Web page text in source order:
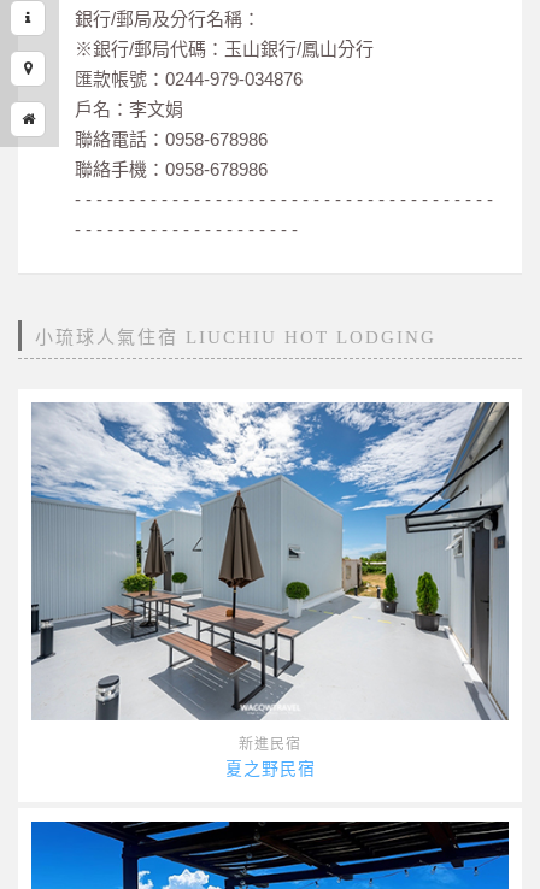
銀行/郵局及分行名稱：
※銀行/郵局代碼：玉山銀行/鳳山分行
匯款帳號：0244-979-034876
戶名：李文娟
聯絡電話：0958-678986
聯絡手機：0958-678986
- - - - - - - - - - - - - - - - - - - - - - - - - - - - - - - - - - - - - - -
- - - - - - - - - - - - - - - - - - - - -
小琉球人氣住宿 LIUCHIU HOT LODGING
新進民宿
夏之野民宿